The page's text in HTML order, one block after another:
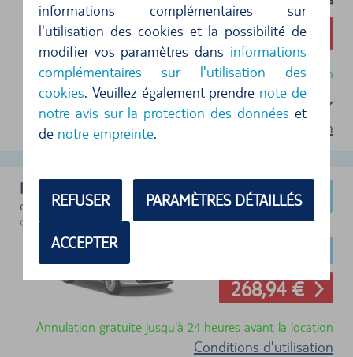
informations complémentaires sur
l'utilisation des cookies et la possibilité de
modifier vos paramètres dans informations
complémentaires sur l'utilisation des
cookies. Veuillez également prendre note de
notre avis sur la protection des données et
de notre empreinte.
REFUSER PARAMÈTRES DÉTAILLÉS
ACCEPTER
257,18 €
Annulation gratuite jusqu'à 24 heures avant la location
Sélectionnez un forfait
Conditions d'utilisation
Fiat 500
ou similaire (Groupe A)
disponible immédiatement
268,94 €
Annulation gratuite jusqu'à 24 heures avant la location
Conditions d'utilisation